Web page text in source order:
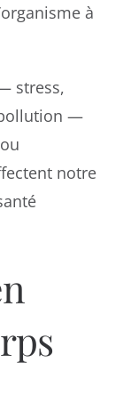
à
stress,
—
notre